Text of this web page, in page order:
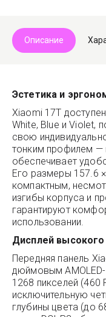
Описание
Эстетика и
Xiaomi 17T
White, Blue и Violet,
свою
тонким профилем —
обеспечивает
Его размеры 157.6
компактным,
изгибы корпуса и
гарантируют
использовании.
Дисплей высокого
Передняя панель
дюймовым
1268 пикселей (460
исключительную
глубины цвета (до